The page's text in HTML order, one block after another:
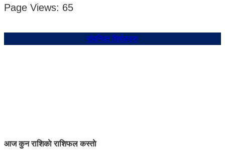
Page Views: 65
संबन्धित शिर्षकहरु
आज कुन राशिकाे राशिफल कस्ताे